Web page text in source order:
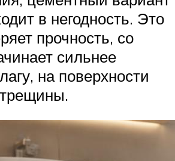
в негодность. Это
прочность, со
сильнее
на поверхности